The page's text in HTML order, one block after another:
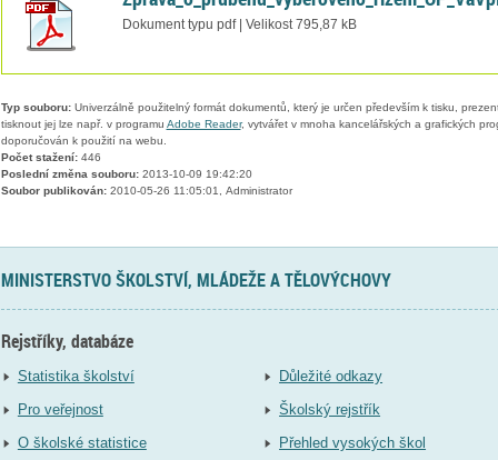
Dokument typu pdf | Velikost 795,87 kB
Typ souboru:Univerzálně použitelný formát dokumentů, který je určen především k tisku,
tisknout jej lze např. v programu Adobe Reader, vytvářet v mnoha kancelářských a grafických
doporučován k použití na webu.
Počet stažení:446
Poslední změna souboru:2013-10-09 19:42:20
Soubor publikován:2010-05-26 11:05:01, Administrator
MINISTERSTVO ŠKOLSTVÍ, MLÁDEŽE A TĚLOVÝCHOVY
Rejstříky, databáze
Statistika školství
Pro veřejnost
O školské statistice
Důležité odkazy
Školský rejstřík
Přehled vysokých škol